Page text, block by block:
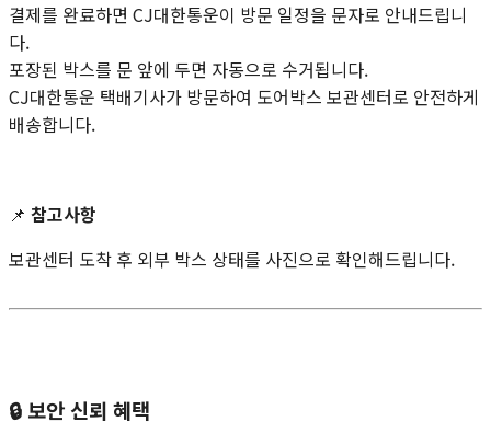
결제를 완료하면 CJ대한통운이 방문 일정을 문자로 안내드립니
다.
포장된 박스를 문 앞에 두면 자동으로 수거됩니다.
CJ대한통운 택배기사가 방문하여 도어박스 보관센터로 안전하게
배송합니다.
📌 참고사항
보관센터 도착 후 외부 박스 상태를 사진으로 확인해드립니다.
🔒 보안 신뢰 혜택